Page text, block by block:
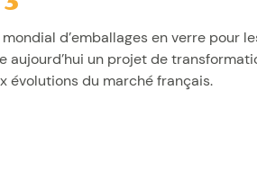
d’emballages en verre pour
aujourd’hui un projet de
évolutions du marché français.